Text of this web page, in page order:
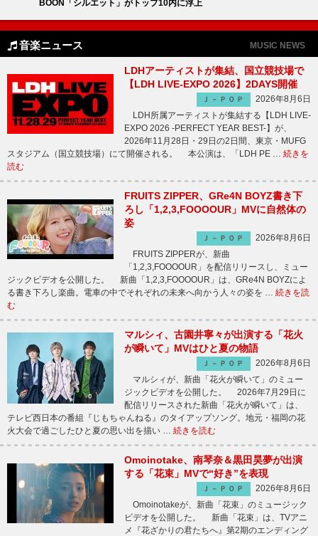
BOON「シルエット」がトップ10内に浮上
音楽ニュース MUSIC NEWS
LDHアーティストが集結、国立競技場で
【LDH LIVE-EXPO 2026】2DAYS開催
Ｊ－ＰＯＰ
2026年8月6日
LDH所属アーティストが集結する【LDH LIVE-
EXPO 2026 -PERFECT YEAR BEST-】が、
2026年11月28日・29日の2日間、東京・MUFG
スタジアム（国立競技場）にて開催される。 本公演は、「LDH PE … 続きを
読む
FRUITS ZIPPER、GRe4N BOYZ書き下
ろし「1,2,3,FOOOOUR」MVに自然体の
姿
Ｊ－ＰＯＰ
2026年8月6日
FRUITS ZIPPERが、新曲
「1,2,3,FOOOOUR」を配信リリースし、ミュー
ジックビデオを公開した。 新曲「1,2,3,FOOOOUR」は、GRe4N BOYZによ
る書き下ろし楽曲。電車の中でそれぞれの未来へ向かう人々の姿を … 続きを読
む
マルシィ、古園井寧々が出演する「花火
が瞬いて」MVはひと夏の物語
Ｊ－ＰＯＰ
2026年8月6日
マルシィが、新曲「花火が瞬いて」のミュー
ジックビデオを公開した。 2026年7月29日に
配信リリースされた新曲「花火が瞬いて」は、
テレビ西日本の番組『じもちゃんねる』のタイアップソング。地元・福岡の花
火大会で過ごしたひと夏の思い出を描い … 続きを読む
Omoinotake、南琴奈＆黒田昊夢が出演
する「花束」MVで“好き”を表現
Ｊ－ＰＯＰ
2026年8月6日
Omoinotakeが、新曲「花束」のミュージック
ビデオを公開した。 新曲「花束」は、TVアニ
メ『花ざかりの君たちへ』第2期のエンディング